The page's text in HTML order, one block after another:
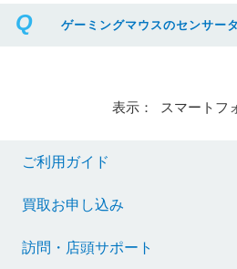
ゲーミングマウスのセンサー
表示： スマートフ
ご利用ガイド
買取お申し込み
訪問・店頭サポート